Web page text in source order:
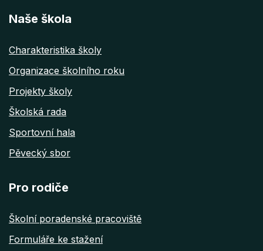
Naše škola
Charakteristika školy
Organizace školního roku
Projekty školy
Školská rada
Sportovní hala
Pěvecký sbor
Pro rodiče
Školní poradenské pracoviště
Formuláře ke stažení